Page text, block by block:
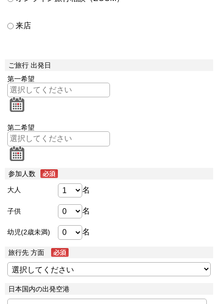
来店
ご旅行 出発日
第一希望
第二希望
参加人数
大人 名
子供 名
幼児(2歳未満) 名
旅行先 方面
日本国内の出発空港